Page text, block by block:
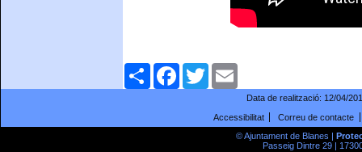
ComparteixFacebookTwitter
Data de realització: 12/04/
Accessibilitat
Correu de contacte
© Ajuntament de Blanes |
Passeig Dintre 29 |